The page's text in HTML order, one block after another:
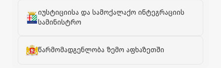
იუსტიციისა და სამოქალაქო ინტეგრაციის
სამინისტრო
წარმომადგენლობა ზემო აფხაზეთში